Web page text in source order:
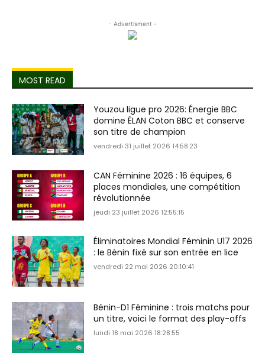
- Advertisment -
MOST READ
Youzou ligue pro 2026: Énergie BBC
domine ÉLAN Coton BBC et conserve
son titre de champion
vendredi 31 juillet 2026 14:58:23
CAN Féminine 2026 : 16 équipes, 6
places mondiales, une compétition
révolutionnée
jeudi 23 juillet 2026 12:55:15
Éliminatoires Mondial Féminin U17 2026
: le Bénin fixé sur son entrée en lice
vendredi 22 mai 2026 20:10:41
Bénin-D1 Féminine : trois matchs pour
un titre, voici le format des play-offs
lundi 18 mai 2026 18:28:55